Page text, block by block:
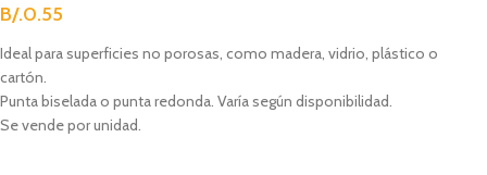
B/.0.55
Ideal para superficies no porosas, como madera, vidrio, plástico o
cartón.
Punta biselada o punta redonda. Varía según disponibilidad.
Se vende por unidad.